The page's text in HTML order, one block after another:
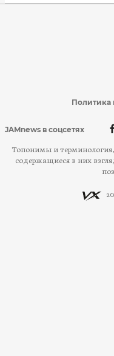
Политика
JAMnews в соцсетях
Топонимы и
содержащиеся в них